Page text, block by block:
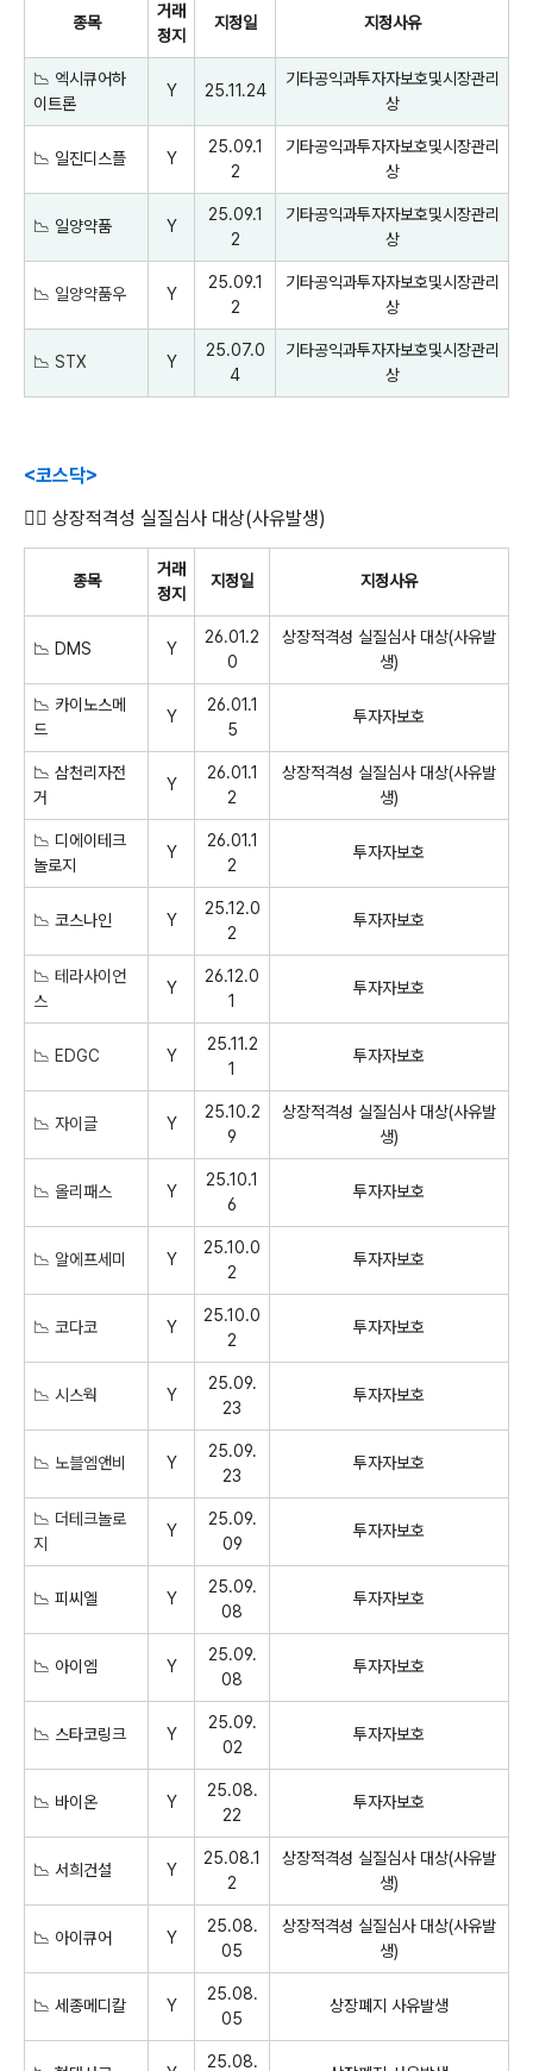
종목
거래
정지
지정일 지정사유
📉 엑시큐어하
이트론
Y 25.11.24
기타공익과투자자보호및시장관리
상
📉 일진디스플 Y
25.09.1
2
기타공익과투자자보호및시장관리
상
📉 일양약품 Y
25.09.1
2
기타공익과투자자보호및시장관리
상
📉 일양약품우 Y
25.09.1
2
기타공익과투자자보호및시장관리
상
📉 STX Y
25.07.0
4
기타공익과투자자보호및시장관리
상
<코스닥>
👉🏻 상장적격성 실질심사 대상(사유발생)
종목
거래
정지
지정일 지정사유
📉 DMS Y
26.01.2
0
상장적격성 실질심사 대상(사유발
생)
📉 카이노스메
드
Y
26.01.1
5
투자자보호
📉 삼천리자전
거
Y
26.01.1
2
상장적격성 실질심사 대상(사유발
생)
📉 디에이테크
놀로지
Y
26.01.1
2
투자자보호
📉 코스나인 Y
25.12.0
2
투자자보호
📉 테라사이언
스
Y
26.12.0
1
투자자보호
📉 EDGC Y
25.11.2
1
투자자보호
📉 자이글 Y
25.10.2
9
상장적격성 실질심사 대상(사유발
생)
📉 올리패스 Y
25.10.1
6
투자자보호
📉 알에프세미 Y
25.10.0
2
투자자보호
📉 코다코 Y
25.10.0
2
투자자보호
📉 시스웍 Y
25.09.
23
투자자보호
📉 노블엠앤비 Y
25.09.
23
투자자보호
📉 더테크놀로
지
Y
25.09.
09
투자자보호
📉 피씨엘 Y
25.09.
08
투자자보호
📉 아이엠 Y
25.09.
08
투자자보호
📉 스타코링크 Y
25.09.
02
투자자보호
📉 바이온 Y
25.08.
22
투자자보호
📉 서희건설 Y
25.08.1
2
상장적격성 실질심사 대상(사유발
생)
📉 아이큐어 Y
25.08.
05
상장적격성 실질심사 대상(사유발
생)
📉 세종메디칼 Y
25.08.
05
상장폐지 사유발생
25.08.